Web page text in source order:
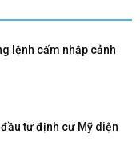
lệnh cấm nhập cảnh
tư định cư Mỹ diện